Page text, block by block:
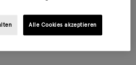
Alle Cookies akzeptieren